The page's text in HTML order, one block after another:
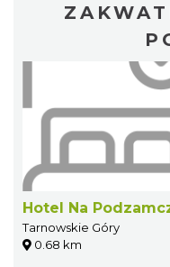
Hotel Na
Tarnowskie Góry
0.68 km